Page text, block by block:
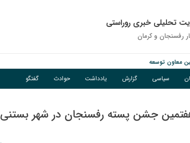
تحلیلی خبری روراستی
رفسنجان و كرمان
معاون توسعه
تاغ در رفسنجان
سیاسی گزارش یادداشت حوادث گفتگو
جشن پسته رفسنجان در شهر بستنی